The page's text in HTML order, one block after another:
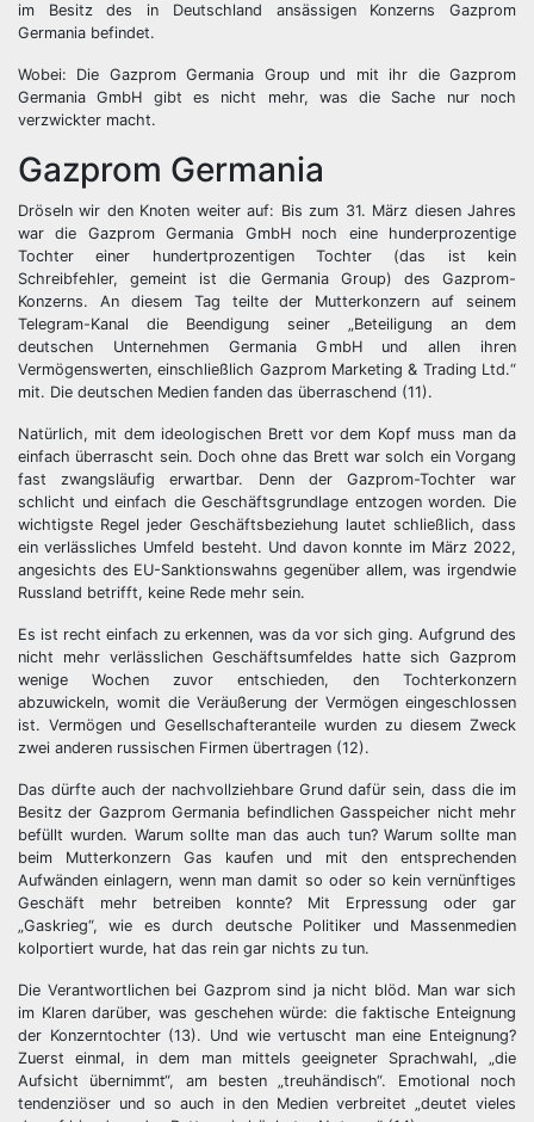
im Besitz des in Deutschland ansässigen Konzerns Gazprom
Germania befindet.
Wobei: Die Gazprom Germania Group und mit ihr die Gazprom
Germania GmbH gibt es nicht mehr, was die Sache nur noch
verzwickter macht.
Gazprom Germania
Dröseln wir den Knoten weiter auf: Bis zum 31. März diesen Jahres
war die Gazprom Germania GmbH noch eine hunderprozentige
Tochter einer hundertprozentigen Tochter (das ist kein
Schreibfehler, gemeint ist die Germania Group) des Gazprom-
Konzerns. An diesem Tag teilte der Mutterkonzern auf seinem
Telegram-Kanal die Beendigung seiner „Beteiligung an dem
deutschen Unternehmen Germania GmbH und allen ihren
Vermögenswerten, einschließlich Gazprom Marketing & Trading Ltd.“
mit. Die deutschen Medien fanden das überraschend (11).
Natürlich, mit dem ideologischen Brett vor dem Kopf muss man da
einfach überrascht sein. Doch ohne das Brett war solch ein Vorgang
fast zwangsläufig erwartbar. Denn der Gazprom-Tochter war
schlicht und einfach die Geschäftsgrundlage entzogen worden. Die
wichtigste Regel jeder Geschäftsbeziehung lautet schließlich, dass
ein verlässliches Umfeld besteht. Und davon konnte im März 2022,
angesichts des EU-Sanktionswahns gegenüber allem, was irgendwie
Russland betrifft, keine Rede mehr sein.
Es ist recht einfach zu erkennen, was da vor sich ging. Aufgrund des
nicht mehr verlässlichen Geschäftsumfeldes hatte sich Gazprom
wenige Wochen zuvor entschieden, den Tochterkonzern
abzuwickeln, womit die Veräußerung der Vermögen eingeschlossen
ist. Vermögen und Gesellschafteranteile wurden zu diesem Zweck
zwei anderen russischen Firmen übertragen (12).
Das dürfte auch der nachvollziehbare Grund dafür sein, dass die im
Besitz der Gazprom Germania befindlichen Gasspeicher nicht mehr
befüllt wurden. Warum sollte man das auch tun? Warum sollte man
beim Mutterkonzern Gas kaufen und mit den entsprechenden
Aufwänden einlagern, wenn man damit so oder so kein vernünftiges
Geschäft mehr betreiben konnte? Mit Erpressung oder gar
„Gaskrieg“, wie es durch deutsche Politiker und Massenmedien
kolportiert wurde, hat das rein gar nichts zu tun.
Die Verantwortlichen bei Gazprom sind ja nicht blöd. Man war sich
im Klaren darüber, was geschehen würde: die faktische Enteignung
der Konzerntochter (13). Und wie vertuscht man eine Enteignung?
Zuerst einmal, in dem man mittels geeigneter Sprachwahl, „die
Aufsicht übernimmt“, am besten „treuhändisch“. Emotional noch
tendenziöser und so auch in den Medien verbreitet „deutet vieles